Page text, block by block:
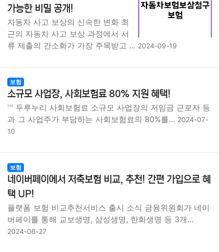
가능한 비밀 공개!
자동차 사고 보상의 신속한 변화 최
근의 자동차 사고 보상 과정에서 서
류 제출의 간소화가 가장 주목받고 … 2024-09-19
보험
소규모 사업장, 사회보험료 80% 지원 혜택!
''' 두루누리 사회보험료 소규모 사업장의 저임금 근로자 등
과 그 사업주가 부담하는 사회보험료의 80%를… 2024-07-
10
보험
네이버페이에서 저축보험 비교, 추천! 간편 가입으로 혜
택 UP!
플랫폼 보험 비교추천서비스 출시 소식 금융위원회가 네이
버페이를 통해 교보생명, 삼성생명, 한화생명 등 3개…
2024-06-27